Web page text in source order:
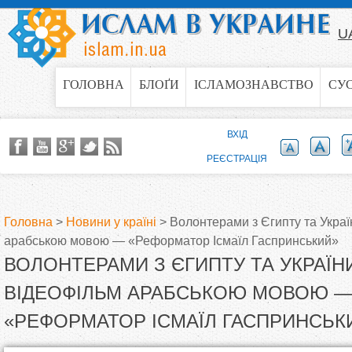
Jump to navigation
ГОЛОВНА БЛОҐИ ІСЛАМОЗНАВСТВО
В
и
є
Головна > Новини у країні > Волонтерами з Єгипту та
арабською мовою — «Реформатор Ісмаїл Гаспринський»
ВОЛОНТЕРАМИ З ЄГИПТУ ТА
ВІДЕОФІЛЬМ АРАБСЬКОЮ МОВОЮ —
«РЕФОРМАТОР ІСМАЇЛ
ВХІД
РЕЄСТРАЦІЯ